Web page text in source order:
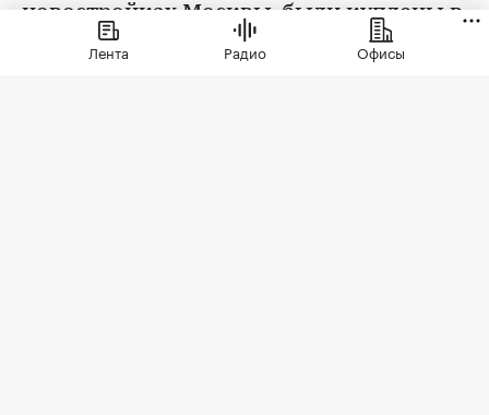
новостройках Москвы, были куплены в
ипотеку. В сегменте трешек ипотечных
сделок менее половины, а среди
Лента Радио Офисы